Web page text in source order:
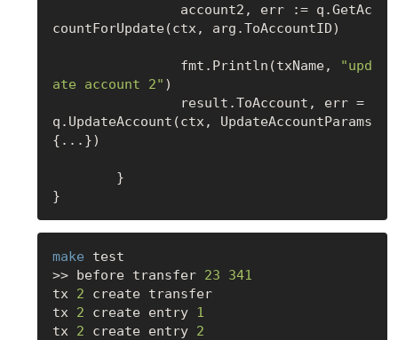
countForUpdate(ctx, arg.ToAccountID)
		fmt.Println(txName,
"upd
ate account 2" )
q.UpdateAccount(ctx, UpdateAccountParams
{...})
make test
>> before transfer 23
341
tx 2 create transfer
tx 2 create entry 1
tx 2 create entry 2